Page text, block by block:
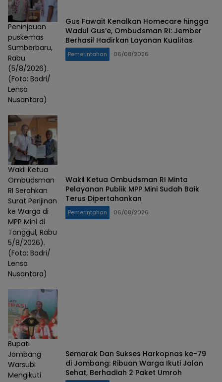
Peninjauan
puskemas
Sumberbaru,
Rabu
(5/8/2026).
(Foto: Badri/
Lensa
Nusantara)
Gus Fawait Kenalkan Homecare hingga
Wadul Gus’e, Ombudsman RI: Jember
Berhasil Hadirkan Layanan Kualitas
Pemerintahan 06/08/2026
Wakil Ketua
Ombudsman
RI Serahkan
Surat Perijinan
ke Warga di
MPP Mini di
Tanggul, Rabu
5/8/2026).
(Foto: Badri/
Lensa
Nusantara)
Wakil Ketua Ombudsman RI Minta
Pelayanan Publik MPP Mini Sudah Baik
Terus Dipertahankan
Pemerintahan 06/08/2026
Bupati
Jombang
Warsubi
Mengikuti
Semarak Dan Sukses Harkopnas ke-79
di Jombang: Ribuan Warga Ikuti Jalan
Sehat, Berhadiah 2 Paket Umroh